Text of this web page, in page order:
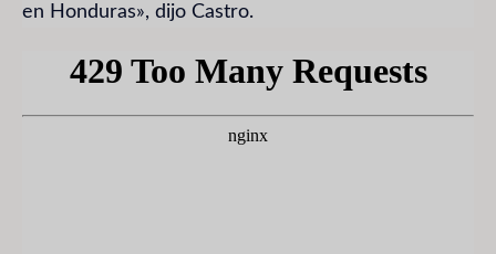
en Honduras», dijo Castro.